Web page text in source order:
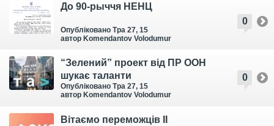
0
До 90-рыччя НЕНЦ
Опубліковано Тра 27, 15
автор Komendantov Volodumur
0
“Зелений” проект від ПР ООН
шукає таланти
Опубліковано Тра 27, 15
автор Komendantov Volodumur
Вітаємо переможців II